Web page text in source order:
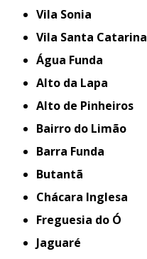
Vila Sonia
Vila Santa Catarina
Água Funda
Alto da Lapa
Alto de Pinheiros
Bairro do Limão
Barra Funda
Butantã
Chácara Inglesa
Freguesia do Ó
Jaguaré